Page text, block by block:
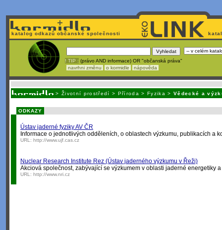
katalog odkazů občanské společnosti
! TIP : (právo AND informace) OR "občanská práva"
navrhni změnu
o kormidle nápověda
> Životní prostředí > Příroda >Fyzika >Vědecké a
ODKAZY
Ústav jaderné fyziky AV ČR
Informace o jednotlivých odděleních, o oblastech výzkumu, publikacích a
URL: http://www.ujf.cas.cz
Nuclear Research Institute Rez (Ústav jaderného výzkumu v Řeži)
Akciová společnost, zabývající se výzkumem v oblasti jaderné energetiky
URL: http://www.nri.cz